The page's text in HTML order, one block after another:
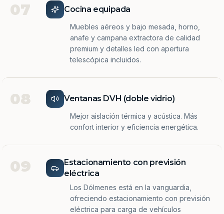
07 Cocina equipada
Muebles aéreos y bajo mesada, horno,
anafe y campana extractora de calidad
premium y detalles led con apertura
telescópica incluidos.
08 Ventanas DVH (doble vidrio)
Mejor aislación térmica y acústica. Más
confort interior y eficiencia energética.
09
Estacionamiento con previsión
eléctrica
Los Dólmenes está en la vanguardia,
ofreciendo estacionamiento con previsión
eléctrica para carga de vehículos